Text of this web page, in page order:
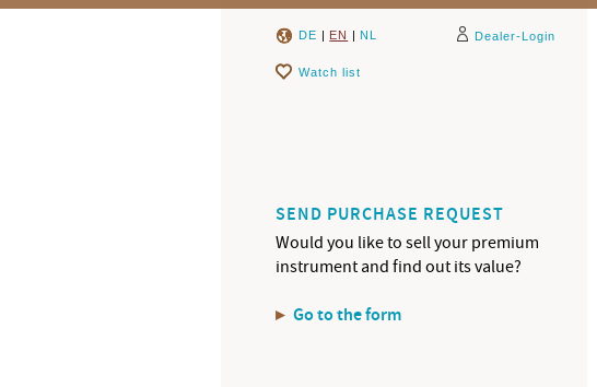
DE | EN | NL Dealer-Login
Watch list
SEND PURCHASE REQUEST
Would you like to sell your premium
instrument and find out its value?
Go to the form